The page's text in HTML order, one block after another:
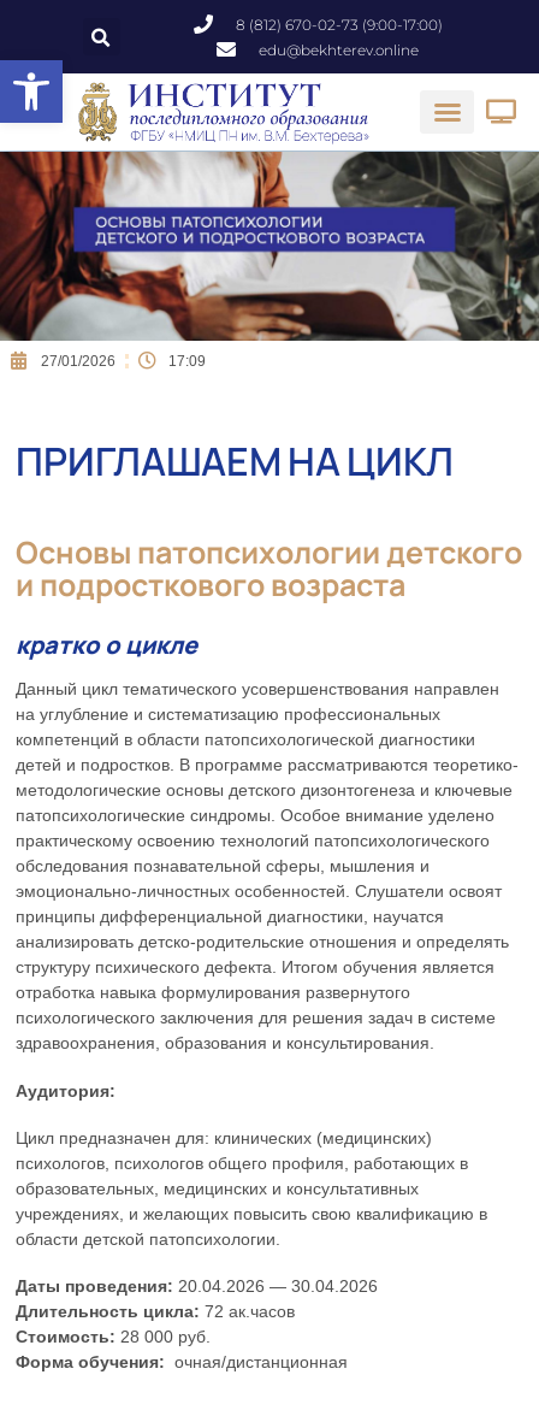
Открыть панель инструментов
8 (812) 670-02-73 (9:00-17:00)
edu@bekhterev.online
27/01/2026 17:09
ПРИГЛАШАЕМ НА ЦИКЛ
Основы патопсихологии детского
и подросткового возраста
кратко о цикле
Данный цикл тематического усовершенствования направлен
на углубление и систематизацию профессиональных
компетенций в области патопсихологической диагностики
детей и подростков. В программе рассматриваются теоретико-
методологические основы детского дизонтогенеза и ключевые
патопсихологические синдромы. Особое внимание уделено
практическому освоению технологий патопсихологического
обследования познавательной сферы, мышления и
эмоционально-личностных особенностей. Слушатели освоят
принципы дифференциальной диагностики, научатся
анализировать детско-родительские отношения и определять
структуру психического дефекта. Итогом обучения является
отработка навыка формулирования развернутого
психологического заключения для решения задач в системе
здравоохранения, образования и консультирования.
Аудитория:
Цикл предназначен для: клинических (медицинских)
психологов, психологов общего профиля, работающих в
образовательных, медицинских и консультативных
учреждениях, и желающих повысить свою квалификацию в
области детской патопсихологии.
Даты проведения: 20.04.2026 — 30.04.2026
Длительность цикла: 72 ак.часов
Стоимость: 28 000 руб.
Форма обучения: очная/дистанционная